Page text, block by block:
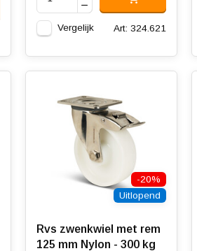
Vergelijk Art: 324.621
-20%
Uitlopend
Rvs zwenkwiel met rem
125 mm Nylon - 300 kg